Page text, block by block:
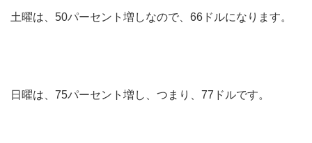
土曜は、50パーセント増しなので、66ドルになります。
日曜は、75パーセント増し、つまり、77ドルです。